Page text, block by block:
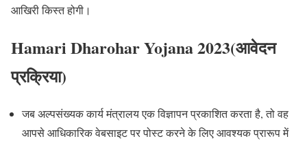
आखिरी किस्त होगी।
Hamari Dharohar Yojana 2023(आवेदन
प्रक्रिया)
जब अल्पसंख्यक कार्य मंत्रालय एक विज्ञापन प्रकाशित करता है, तो वह
आपसे आधिकारिक वेबसाइट पर पोस्ट करने के लिए आवश्यक प्रारूप में